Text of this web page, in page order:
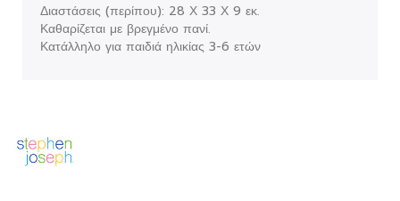
Διαστάσεις (περίπου): 28 Χ 33 Χ 9 εκ.
Καθαρίζεται με βρεγμένο πανί.
Κατάλληλο για παιδιά ηλικίας 3-6 ετών